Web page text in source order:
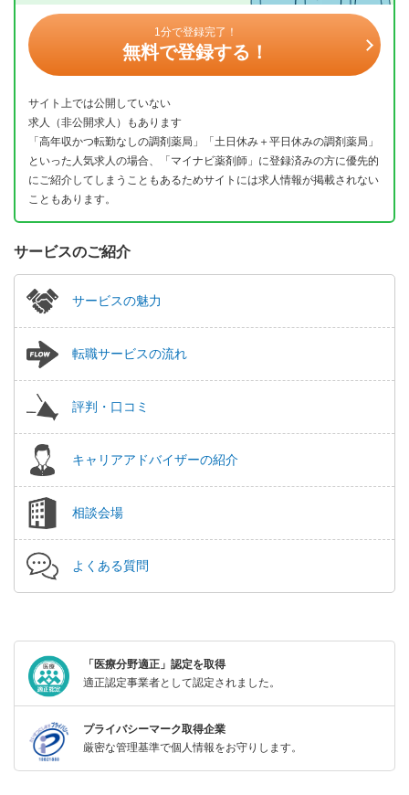
1分で登録完了！
無料で登録する！
サイト上では公開していない
求人（非公開求人）もあります
「高年収かつ転勤なしの調剤薬局」「土日休み＋平日休みの調剤薬局」
といった人気求人の場合、「マイナビ薬剤師」に登録済みの方に優先的
にご紹介してしまうこともあるためサイトには求人情報が掲載されない
こともあります。
サービスのご紹介
サービスの魅力
転職サービスの流れ
評判・口コミ
キャリアアドバイザーの紹介
相談会場
よくある質問
「医療分野適正」認定を取得
適正認定事業者として認定されました。
プライバシーマーク取得企業
厳密な管理基準で個人情報をお守りします。